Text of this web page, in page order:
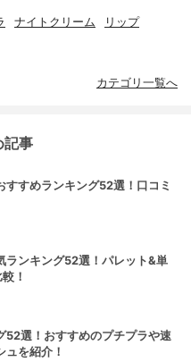
ナイトクリーム リップ
カテゴリ一覧へ
記事
すすめランキング52選！口コミ
ランキング52選！パレット&単
！
52選！おすすめのプチプラや速
を紹介！